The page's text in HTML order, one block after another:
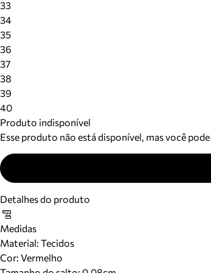
33
34
35
36
37
38
39
40
Produto indisponível
Esse produto não está disponível, mas você pode
Detalhes do produto
Medidas
Material: Tecidos
Cor: Vermelho